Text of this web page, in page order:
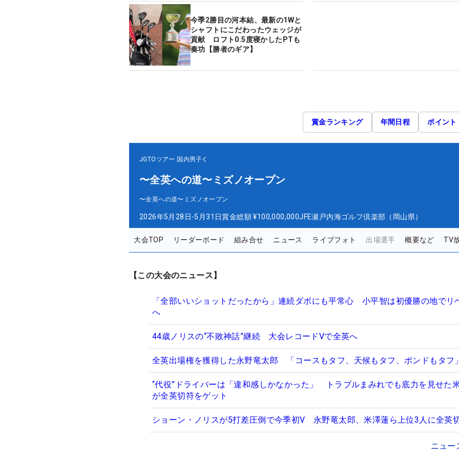
今季2勝目の河本結、最新の1Wと
シャフトにこだわったウェッジが
貢献 ロフト0.5度寝かしたPTも
奏功【勝者のギア】
賞金ランキング 年間日程 ポイント
JGTOツアー 国内男子
〜全英への道〜ミズノオープン
〜全英への道〜ミズノオープン
2026年5月28日-5月31日賞金総額 ¥100,000,000JFE瀬戸内海ゴルフ倶楽部（岡山県）
大会TOP リーダーボード 組み合せ ニュース ライブフォト 出場選手 概要など TV
【この大会のニュース】
「全部いいショットだったから」連続ダボにも平常心 小平智は初優勝の地でリ
へ
44歳ノリスの“不敗神話”継続 大会レコードVで全英へ
全英出場権を獲得した永野竜太郎 「コースもタフ、天候もタフ、ポンドもタフ
“代役”ドライバーは「違和感しかなかった」 トラブルまみれでも底力を見せた
が全英切符をゲット
ショーン・ノリスが5打差圧倒で今季初V 永野竜太郎、米澤蓮ら上位3人に全英
ニュー